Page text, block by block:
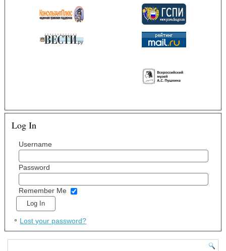
Log In
Username
Password
Remember Me
Lost your password?